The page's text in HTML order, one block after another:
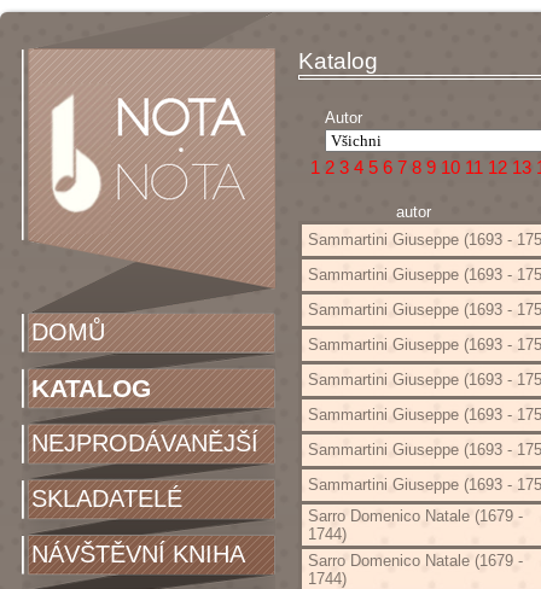
DOMŮ
KATALOG
NEJPRODÁVANĚJŠÍ
SKLADATELÉ
NÁVŠTĚVNÍ KNIHA
Katalog
Autor
1 2 3 4 5 6 7 8 9 10 11 12 13
autor
Sammartini Giuseppe (1693 -
Sammartini Giuseppe (1693 -
Sammartini Giuseppe (1693 -
Sammartini Giuseppe (1693 -
Sammartini Giuseppe (1693 -
Sammartini Giuseppe (1693 -
Sammartini Giuseppe (1693 -
Sammartini Giuseppe (1693 -
Sarro Domenico Natale (1679 -
1744)
Sarro Domenico Natale (1679 -
1744)